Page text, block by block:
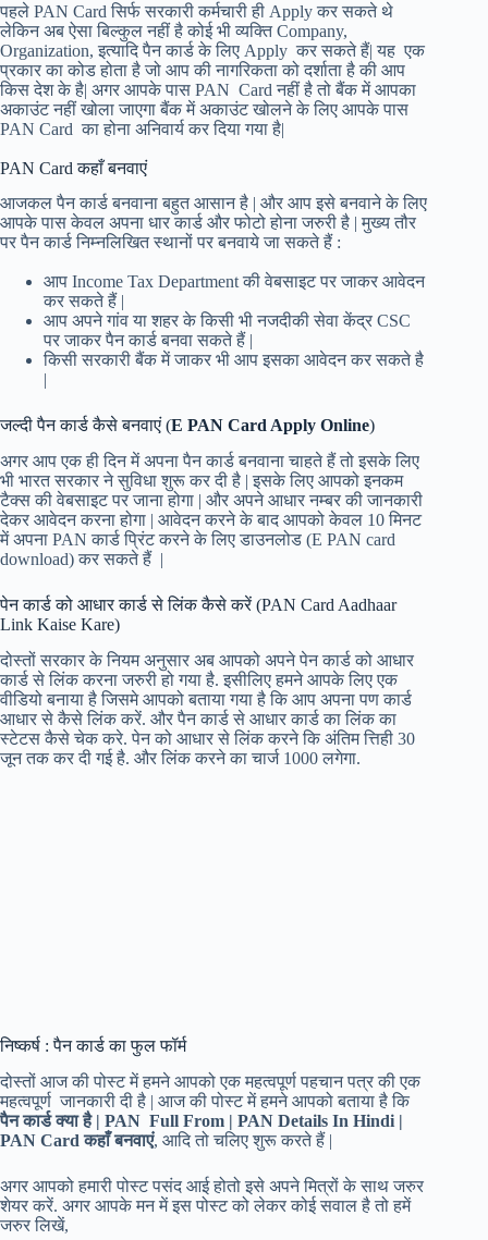
पहले PAN Card सिर्फ सरकारी कर्मचारी ही Apply कर सकते थे
लेकिन अब ऐसा बिल्कुल नहीं है कोई भी व्यक्ति Company,
Organization, इत्यादि पैन कार्ड के लिए Apply कर सकते हैं| यह एक
प्रकार का कोड होता है जो आप की नागरिकता को दर्शाता है की आप
किस देश के है| अगर आपके पास PAN Card नहीं है तो बैंक में आपका
अकाउंट नहीं खोला जाएगा बैंक में अकाउंट खोलने के लिए आपके पास
PAN Card का होना अनिवार्य कर दिया गया है|
PAN Card कहाँ बनवाएं
आजकल पैन कार्ड बनवाना बहुत आसान है | और आप इसे बनवाने के लिए
आपके पास केवल अपना धार कार्ड और फोटो होना जरुरी है | मुख्य तौर
पर पैन कार्ड निम्नलिखित स्थानों पर बनवाये जा सकते हैं :
आप Income Tax Department की वेबसाइट पर जाकर आवेदन
कर सकते हैं |
आप अपने गांव या शहर के किसी भी नजदीकी सेवा केंद्र CSC
पर जाकर पैन कार्ड बनवा सकते हैं |
किसी सरकारी बैंक में जाकर भी आप इसका आवेदन कर सकते है
|
जल्दी पैन कार्ड कैसे बनवाएं (E PAN Card Apply Online)
अगर आप एक ही दिन में अपना पैन कार्ड बनवाना चाहते हैं तो इसके लिए
भी भारत सरकार ने सुविधा शुरू कर दी है | इसके लिए आपको इनकम
टैक्स की वेबसाइट पर जाना होगा | और अपने आधार नम्बर की जानकारी
देकर आवेदन करना होगा | आवेदन करने के बाद आपको केवल 10 मिनट
में अपना PAN कार्ड प्रिंट करने के लिए डाउनलोड (E PAN card
download) कर सकते हैं |
पेन कार्ड को आधार कार्ड से लिंक कैसे करें (PAN Card Aadhaar
Link Kaise Kare)
दोस्तों सरकार के नियम अनुसार अब आपको अपने पेन कार्ड को आधार
कार्ड से लिंक करना जरुरी हो गया है. इसीलिए हमने आपके लिए एक
वीडियो बनाया है जिसमे आपको बताया गया है कि आप अपना पण कार्ड
आधार से कैसे लिंक करें. और पैन कार्ड से आधार कार्ड का लिंक का
स्टेटस कैसे चेक करे. पेन को आधार से लिंक करने कि अंतिम त्तिही 30
जून तक कर दी गई है. और लिंक करने का चार्ज 1000 लगेगा.
निष्कर्ष : पैन कार्ड का फुल फॉर्म
दोस्तों आज की पोस्ट में हमने आपको एक महत्वपूर्ण पहचान पत्र की एक
महत्वपूर्ण जानकारी दी है | आज की पोस्ट में हमने आपको बताया है कि
पैन कार्ड क्या है | PAN Full From | PAN Details In Hindi |
PAN Card कहाँ बनवाएं, आदि तो चलिए शुरू करते हैं |
अगर आपको हमारी पोस्ट पसंद आई होतो इसे अपने मित्रों के साथ जरुर
शेयर करें. अगर आपके मन में इस पोस्ट को लेकर कोई सवाल है तो हमें
जरुर लिखें,